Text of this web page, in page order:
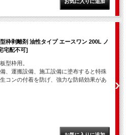
枠剥離剤 油性タイプ エースワン 200L ノ
宅配不可]
型枠用。
、運搬設備、施工設備に塗布すると特殊
コンの付着を防げ、強力な防錆効果があ